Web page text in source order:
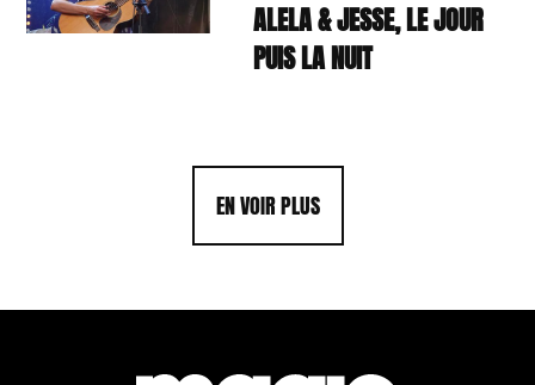
ALELA & JESSE, LE JOUR
PUIS LA NUIT
EN VOIR PLUS